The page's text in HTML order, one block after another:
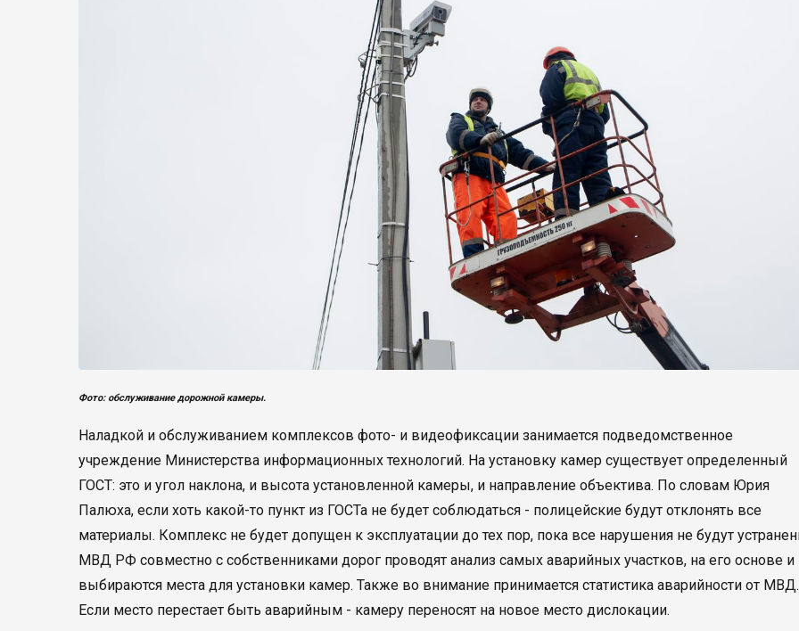
Фото: обслуживание дорожной камеры.
Наладкой и обслуживанием комплексов фото- и видеофиксации занимается подведомственное
учреждение Министерства информационных технологий. На установку камер существует определенный
ГОСТ: это и угол наклона, и высота установленной камеры, и направление объектива. По словам Юрия
Палюха, если хоть какой-то пункт из ГОСТа не будет соблюдаться - полицейские будут отклонять все
материалы. Комплекс не будет допущен к эксплуатации до тех пор, пока все нарушения не будут
МВД РФ совместно с собственниками дорог проводят анализ самых аварийных участков, на его основе и
выбираются места для установки камер. Также во внимание принимается статистика аварийности от МВД.
Если место перестает быть аварийным - камеру переносят на новое место дислокации.